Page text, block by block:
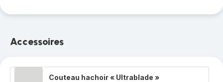
Accessoires
Couteau hachoir « Ultrablade »